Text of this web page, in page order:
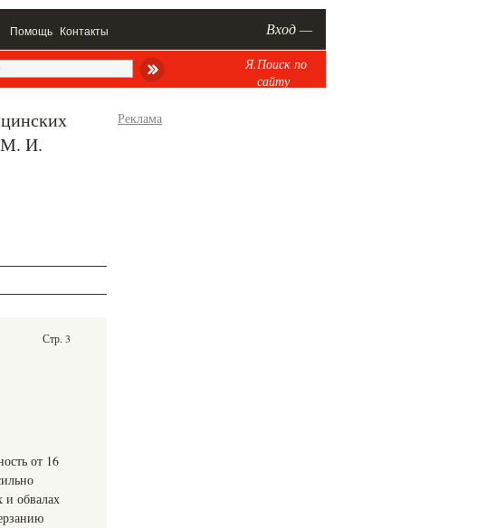
Помощь Контакты Вход —
Я.Поиск по
сайту
М. И.
Стр. 3
от 16
обвалах
Реклама